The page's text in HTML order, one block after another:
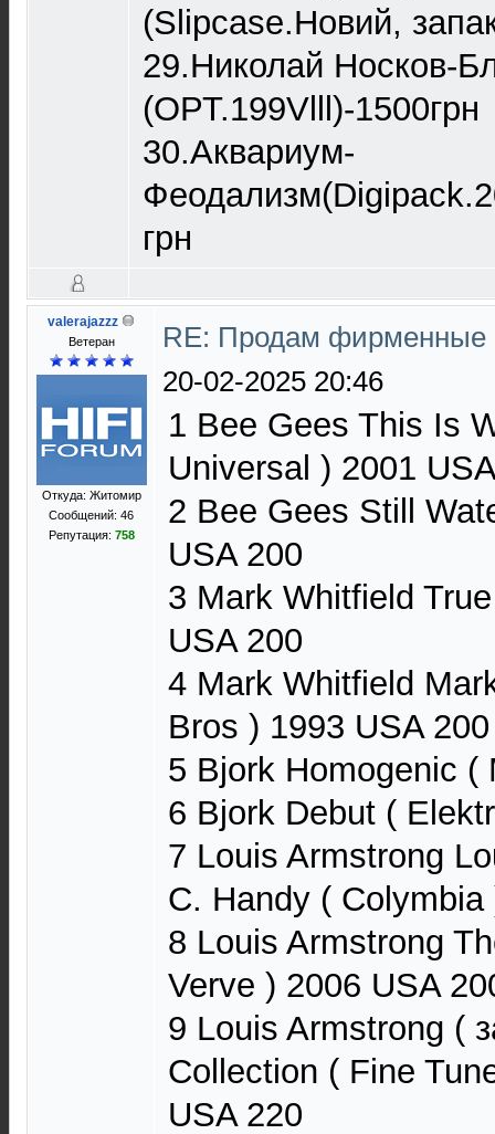
(Slipcase.Новий,
29.Николай Носков-
(ОРТ.199Vlll)-1500грн
30.Аквариум-
грн
valerajazzz
Ветеран
Откуда: Житомир
Сообщений: 46
Репутация: 758
RE: Продам фирменные
20-02-2025 20:46
1 Bee Gees This Is
Universal ) 2001
2 Bee Gees Still
USA 200
3 Mark Whitfield
USA 200
4 Mark Whitfield
Bros ) 1993 USA 200
5 Bjork Homogenic (
6 Bjork Debut (
7 Louis Armstrong
C. Handy (
8 Louis Armstrong
Verve ) 2006 USA
9 Louis Armstrong (
Collection ( Fine
USA 220